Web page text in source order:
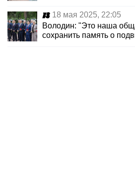
18 мая 2025, 22:05
Володин: "Это наша
сохранить память о